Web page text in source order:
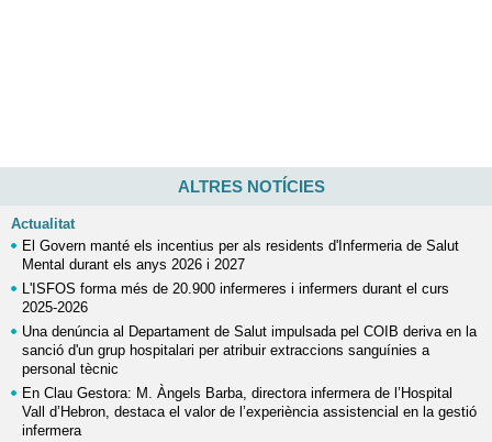
ALTRES NOTÍCIES
Actualitat
El Govern manté els incentius per als residents d'Infermeria de Salut
Mental durant els anys 2026 i 2027
L'ISFOS forma més de 20.900 infermeres i infermers durant el curs
2025-2026
Una denúncia al Departament de Salut impulsada pel COIB deriva en la
sanció d'un grup hospitalari per atribuir extraccions sanguínies a
personal tècnic
En Clau Gestora: M. Àngels Barba, directora infermera de l’Hospital
Vall d’Hebron, destaca el valor de l’experiència assistencial en la gestió
infermera